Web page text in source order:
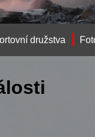
družstva